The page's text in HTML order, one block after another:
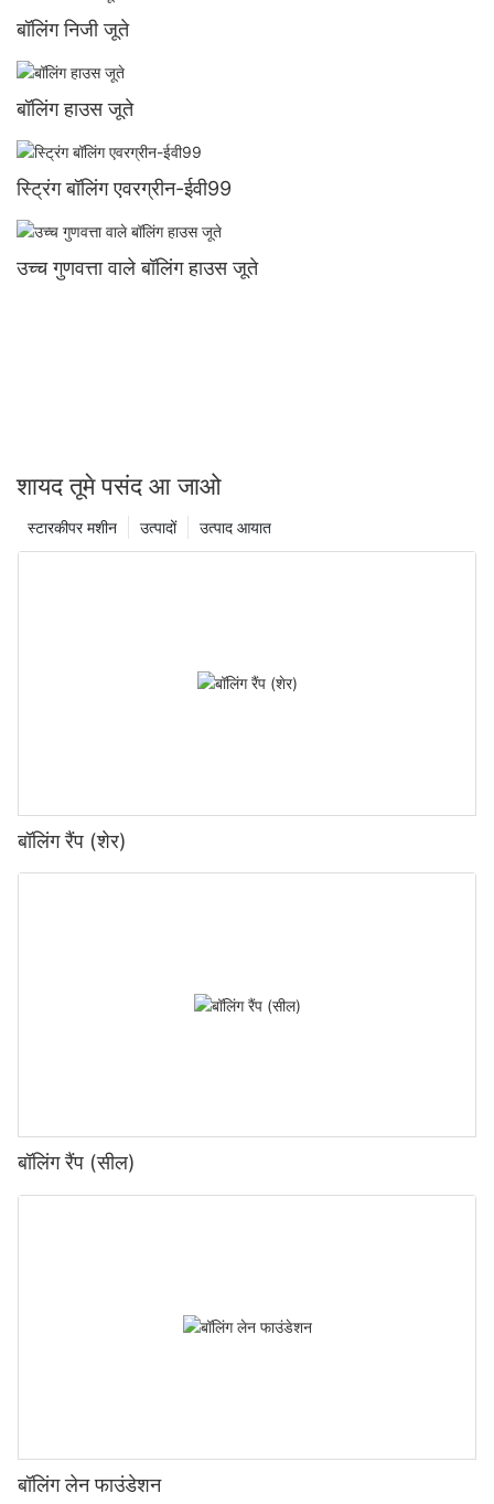
बॉलिंग निजी जूते
बॉलिंग हाउस जूते
स्ट्रिंग बॉलिंग एवरग्रीन-ईवी99
उच्च गुणवत्ता वाले बॉलिंग हाउस जूते
शायद तूमे पसंद आ जाओ
उत्पाद आयात
उत्पादों
स्टारकीपर मशीन
बॉलिंग रैंप (शेर)
बॉलिंग रैंप (सील)
बॉलिंग लेन फाउंडेशन